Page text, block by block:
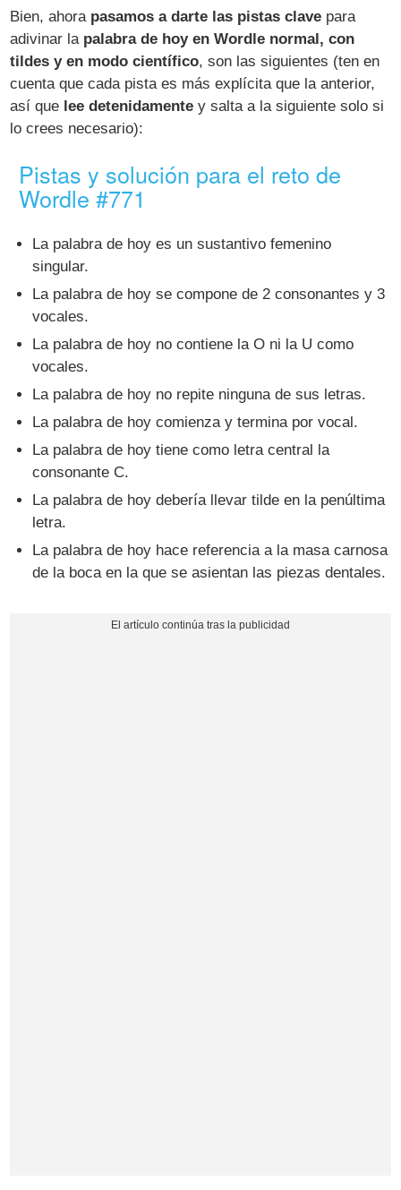
Bien, ahora pasamos a darte las pistas clave para
adivinar la palabra de hoy en Wordle normal, con
tildes y en modo científico, son las siguientes (ten en
cuenta que cada pista es más explícita que la anterior,
así que lee detenidamente y salta a la siguiente solo si
lo crees necesario):
Pistas y solución para el reto de
Wordle #771
La palabra de hoy es un sustantivo femenino
singular.
La palabra de hoy se compone de 2 consonantes y 3
vocales.
La palabra de hoy no contiene la O ni la U como
vocales.
La palabra de hoy no repite ninguna de sus letras.
La palabra de hoy comienza y termina por vocal.
La palabra de hoy tiene como letra central la
consonante C.
La palabra de hoy debería llevar tilde en la penúltima
letra.
La palabra de hoy hace referencia a la masa carnosa
de la boca en la que se asientan las piezas dentales.